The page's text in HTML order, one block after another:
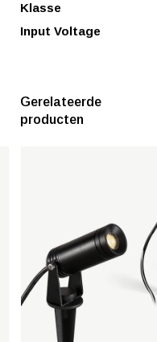
Klasse
Input Voltage
Gerelateerde
producten